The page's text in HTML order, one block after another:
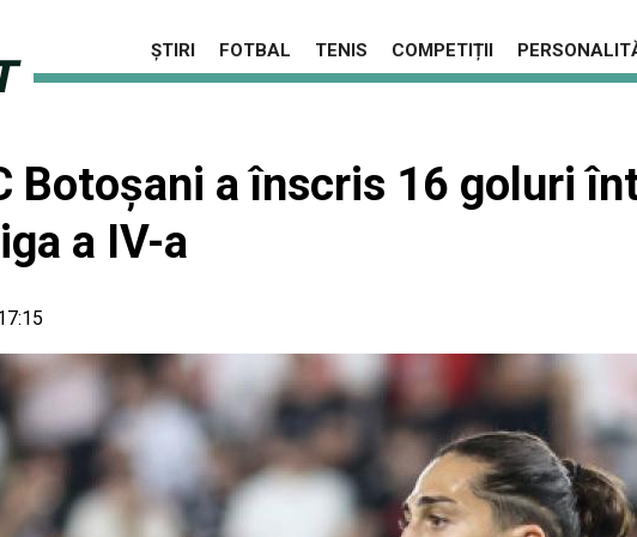
ȘTIRI FOTBAL TENIS COMPETIȚII
Botoșani a înscris 16 goluri
a IV-a